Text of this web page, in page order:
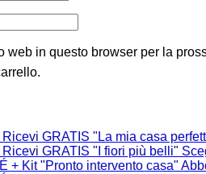
web in questo browser per la